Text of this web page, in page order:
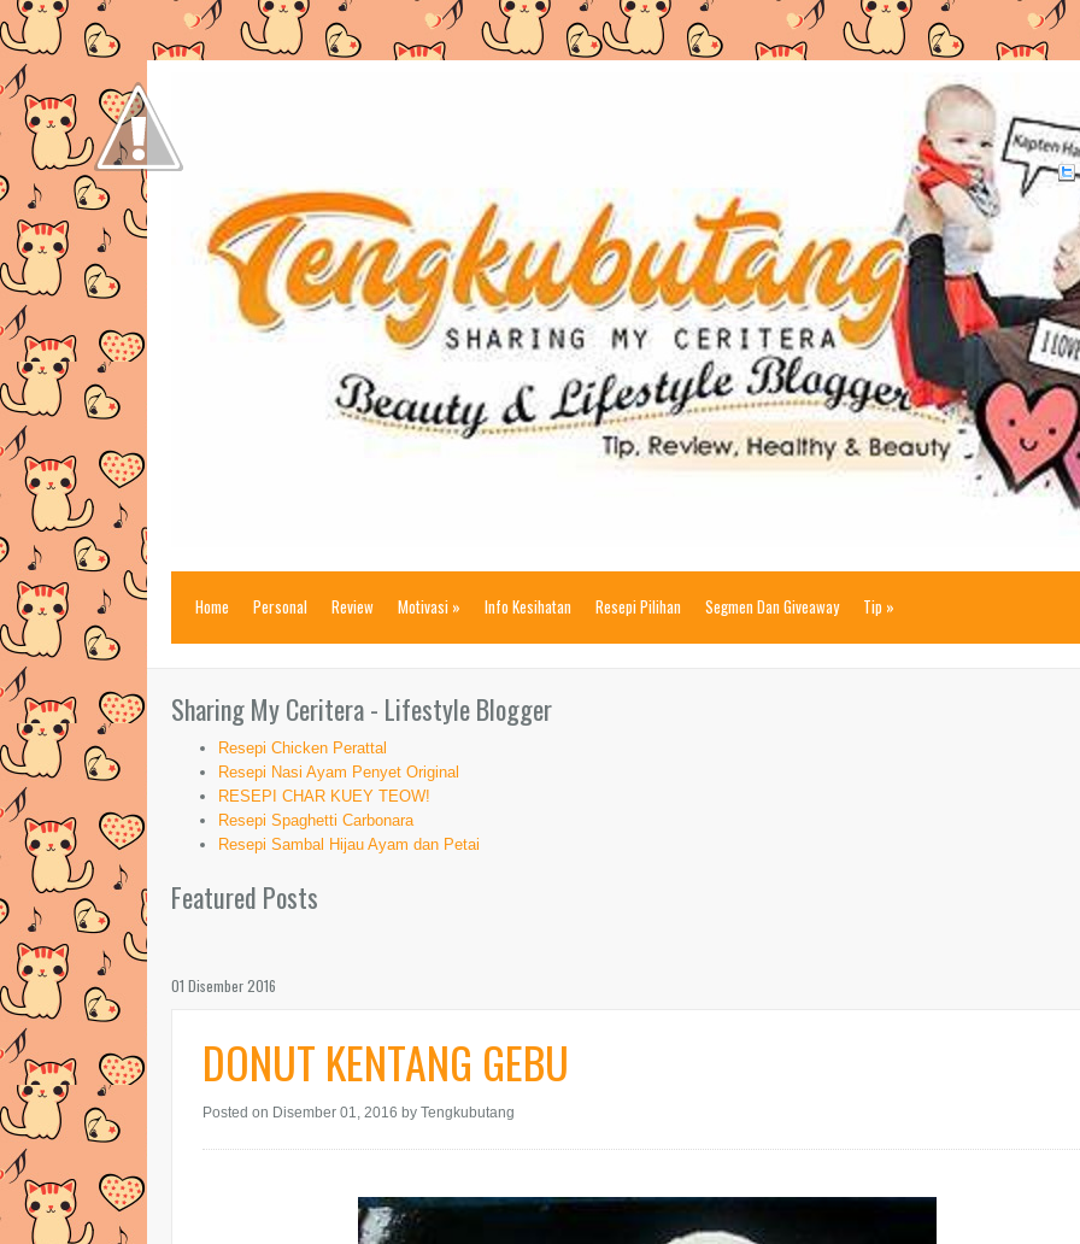
Home Personal Review Motivasi » Info Kesihatan Resepi Pilihan Segmen Dan Giveaway Tip »
Sharing My Ceritera - Lifestyle Blogger
Resepi Chicken Perattal
Resepi Nasi Ayam Penyet Original
RESEPI CHAR KUEY TEOW!
Resepi Spaghetti Carbonara
Resepi Sambal Hijau Ayam dan Petai
Featured Posts
01 Disember 2016
DONUT KENTANG GEBU
Posted on Disember 01, 2016 by Tengkubutang